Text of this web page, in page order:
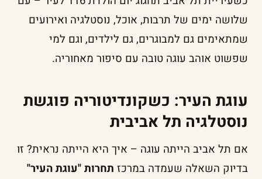
שלושה ימים של תרבות, אוכל, נוסטלגיה ואירועים
שמתאימים גם למבוגרים, גם לילדים, וגם למי
שפשוט אוהב עוגה טובה עם סיפור מאחוריה.
עוגת העיר: כשקונדיטוריה פוגשת
נוסטלגיה תל אביבית
אם תל אביב הייתה עוגה – איך היא הייתה נראית? זו
בדיוק השאלה שעמדה במרכז תחרות "עוגת העיר"